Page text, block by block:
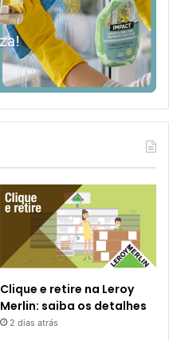
Clique e retire na Leroy
Merlin: saiba os detalhes
2 dias atrás